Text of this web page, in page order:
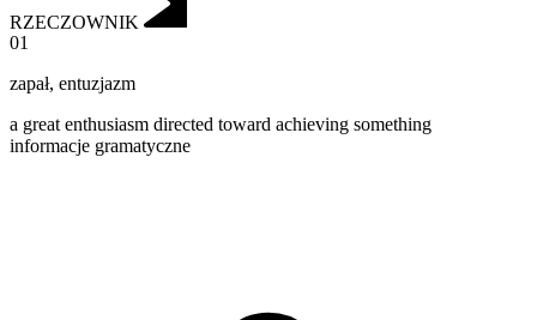
RZECZOWNIK
01
zapał, entuzjazm
a great enthusiasm directed toward achieving something
informacje gramatyczne